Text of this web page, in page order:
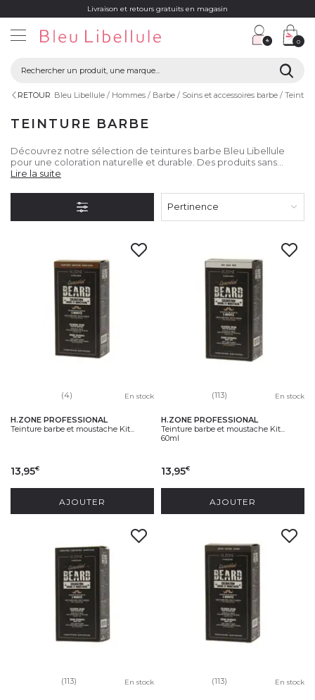
Livraison et retours gratuits en magasin
0
RETOUR Bleu Libellule Hommes Barbe Soins et accessoires barbe
TEINTURE BARBE
Découvrez notre sélection de teintures barbe Bleu Libellule
pour une coloration naturelle et durable. Des produits sans
ammoniaque et respectueux de la peau et du poil pour un
Lire la suite
Pertinence
(4) En stock
H.ZONE PROFESSIONAL
Teinture barbe et moustache Kit...
13,95€
AJOUTER
(113) En stock
H.ZONE PROFESSIONAL
Teinture barbe et moustache Kit...
60ml
13,95€
AJOUTER
(113) En stock (113) En stock